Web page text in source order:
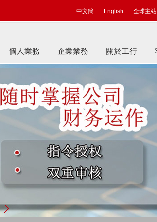
中文簡 English 全球主站
個人業務 企業業務 關於工行